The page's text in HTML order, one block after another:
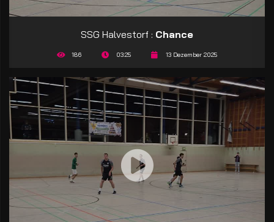
SSG Halvestorf : Chance
186 03:25 13 Dezember 2025